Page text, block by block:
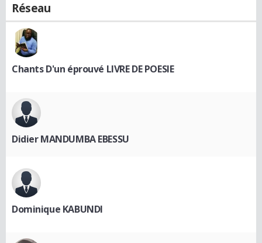
Réseau
Chants D'un éprouvé LIVRE DE POESIE
Didier MANDUMBA EBESSU
Dominique KABUNDI